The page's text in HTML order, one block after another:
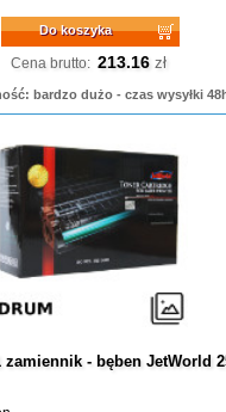
Do koszyka
Cena brutto: 213.16 zł
bardzo dużo - czas wysyłki
zamiennik - bęben JetWorld